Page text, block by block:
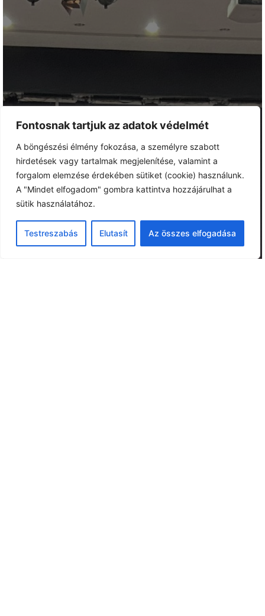
Fontosnak tartjuk az adatok védelmét
A böngészési élmény fokozása, a személyre szabott
hirdetések vagy tartalmak megjelenítése, valamint a
forgalom elemzése érdekében sütiket (cookie) használunk.
A "Mindet elfogadom" gombra kattintva hozzájárulhat a
sütik használatához.
Testreszabás Elutasít Az összes elfogadása